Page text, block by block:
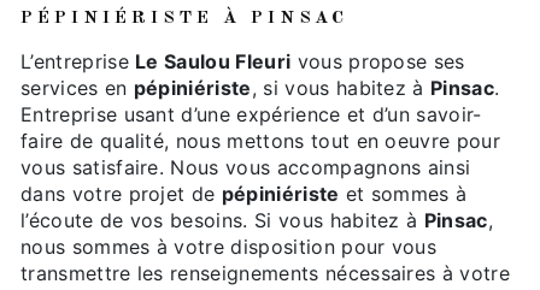
PÉPINIÉRISTE À PINSAC
L’entreprise Le Saulou Fleuri vous propose ses
services en pépiniériste, si vous habitez à Pinsac.
Entreprise usant d’une expérience et d’un savoir-
faire de qualité, nous mettons tout en oeuvre pour
vous satisfaire. Nous vous accompagnons ainsi
dans votre projet de pépiniériste et sommes à
l’écoute de vos besoins. Si vous habitez à Pinsac,
nous sommes à votre disposition pour vous
transmettre les renseignements nécessaires à votre